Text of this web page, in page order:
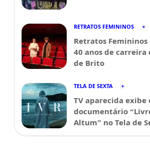
RETRATOS FEMININOS
Retratos
40 anos de carreira
de Brito
TELA DE SEXTA
TV aparecida exibe
documentário
Altum” no Tela de